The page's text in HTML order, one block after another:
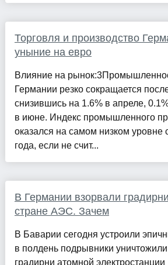
Торговля и производство
уныние на евро
Влияние на
Германии резко сокращается
снизившись на 1.6% в апреле,
в июне. Индекс промышленного
оказался на самом низком уровне
года, если не счит...
В Германии взорвали
стране АЭС. Зачем
В Баварии сегодня устроили
в полдень подрывники уничтожили
градирни атомной электростанции